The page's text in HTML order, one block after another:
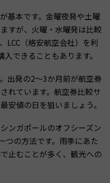
基本です。金曜夜発や土曜
すが、火曜・水曜発は比較
LCC（格安航空会社）を利
できることもあります。
出発の2〜3か月前が航空券
れています。航空券比較サ
安値の日を狙いましょう。
ンガポールのオフシーズン
つの方法です。雨季にあた
止むことが多く、観光への